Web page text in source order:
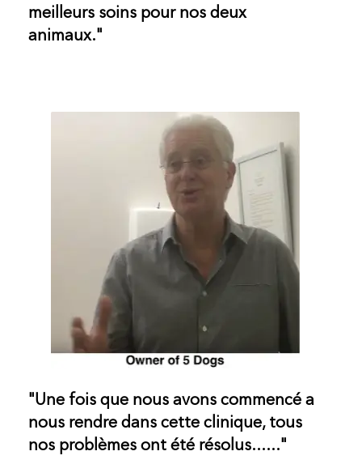
meilleurs soins pour nos deux
animaux."
"Une fois que nous avons commencé a
nous rendre dans cette clinique, tous
nos problèmes ont été résolus......"